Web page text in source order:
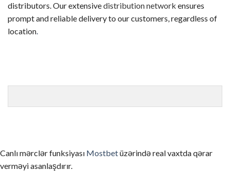
distributors. Our extensivedistribution network ensures
prompt and reliable delivery to our customers, regardless of
location.
Canlı mərclər funksiyası Mostbetüzərində real vaxtda qərar
verməyi asanlaşdırır.
大量プレイヤーや常連客プレイヤー向けのスペシャルボー
初めての人が陥りやすい5つのミス
オンラインカジノは娯楽です。一部のプレイヤーは継続的
ゲームを理解せずにリアルマネーで始める
ライセンスのない、あるいは評判の悪いカジノを選ぶと、出